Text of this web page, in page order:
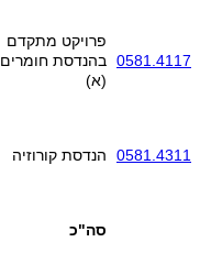
0581.4117
פרויקט מתקדם
בהנדסת חומרים
(א)
0581.4311 הנדסת קורוזיה
סה"כ